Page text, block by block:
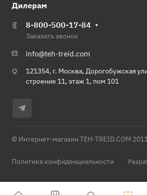
Дилерам
8-800-500-17-84
Заказать звонок
info@teh-treid.com
121354, г. Москва, Дорогобужская
строение 11, этаж 1, пом 101
© Интернет-магазин TEH-TREID.COM
Политика конфиденциальности